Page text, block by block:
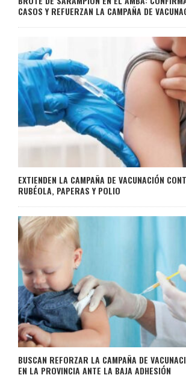
CASOS Y REFUERZAN LA CAMPAÑA DE
EXTIENDEN LA CAMPAÑA DE VACUNACIÓN
RUBÉOLA, PAPERAS Y POLIO
BUSCAN REFORZAR LA CAMPAÑA DE
EN LA PROVINCIA ANTE LA BAJA ADHESIÓN